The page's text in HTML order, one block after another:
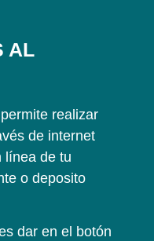
AL
realizar
de internet
línea de tu
o deposito
dar en el botón